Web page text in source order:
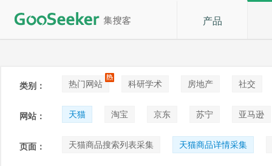
产品
类别： 热门网站 科研学术 房地产
社交
论坛贴吧
网站： 天猫 淘宝 京东 苏宁
亚马逊
阿里巴巴1688
Shopee 咸鱼
页面： 天猫商品搜索列表采集
天猫商品详情采集